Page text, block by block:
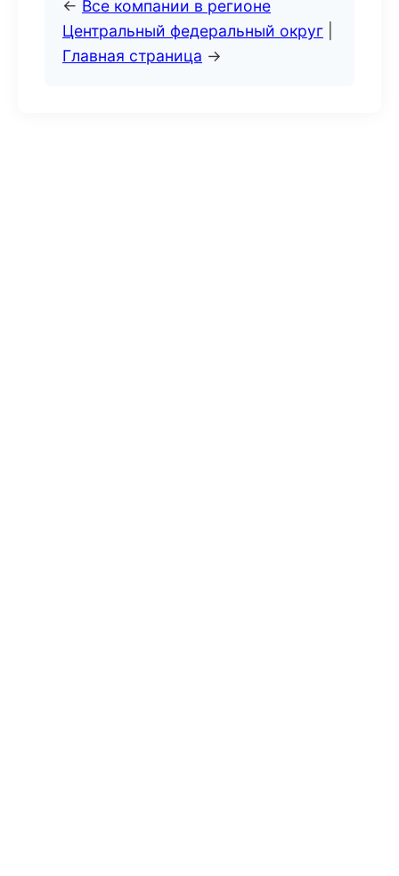
← Все компании в регионе
Центральный федеральный округ
Главная страница →